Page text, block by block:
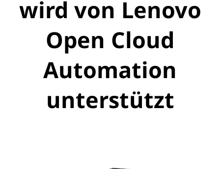
wird von Lenovo
Open Cloud
Automation
unterstützt